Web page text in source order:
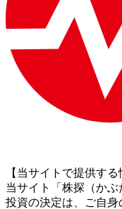
【当サイトで提供する
当サイト「株探（か
投資の決定は、ご自身